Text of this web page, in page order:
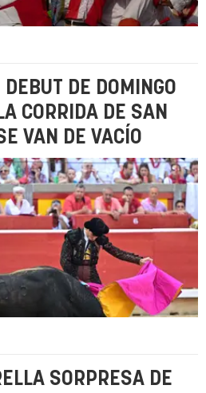
DE DOMINGO
CORRIDA DE SAN
VAN DE VACÍO
SORPRESA DE